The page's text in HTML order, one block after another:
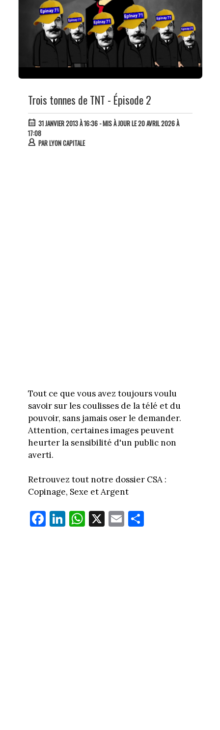
Trois tonnes de TNT - Épisode 2
31 JANVIER 2013 À 16:36- MIS À JOUR LE 20 AVRIL 2026 À
17:08
PARLYON CAPITALE
Tout ce que vous avez toujours voulu
savoir sur les coulisses de la télé et du
pouvoir, sans jamais oser le demander.
Attention, certaines images peuvent
heurter la sensibilité d'un public non
averti.
Retrouvez tout notre dossier CSA :
Copinage, Sexe et Argent
Fa
ce
Li
nk
W
ha
X E
m
Pa